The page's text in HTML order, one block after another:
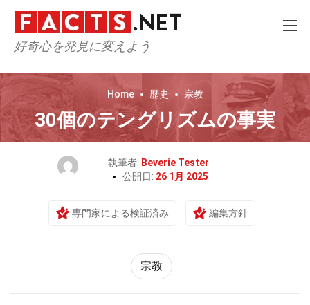
好奇心を発見に変えよう
Home 歴史 宗教
30個のテングリズムの事実
執筆者: Beverie Tester
公開日: 26 1月 2025
専門家による検証済み 編集方針
宗教